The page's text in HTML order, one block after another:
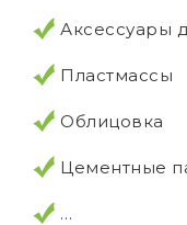
Аксессуары
Пластмассы
Облицовка
Цементные
…